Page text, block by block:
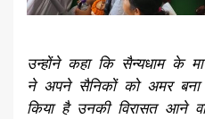
उन्होंने कहा कि सैन्यधाम के
ने अपने सैनिकों को अमर बना
किया है उनकी विरासत आने